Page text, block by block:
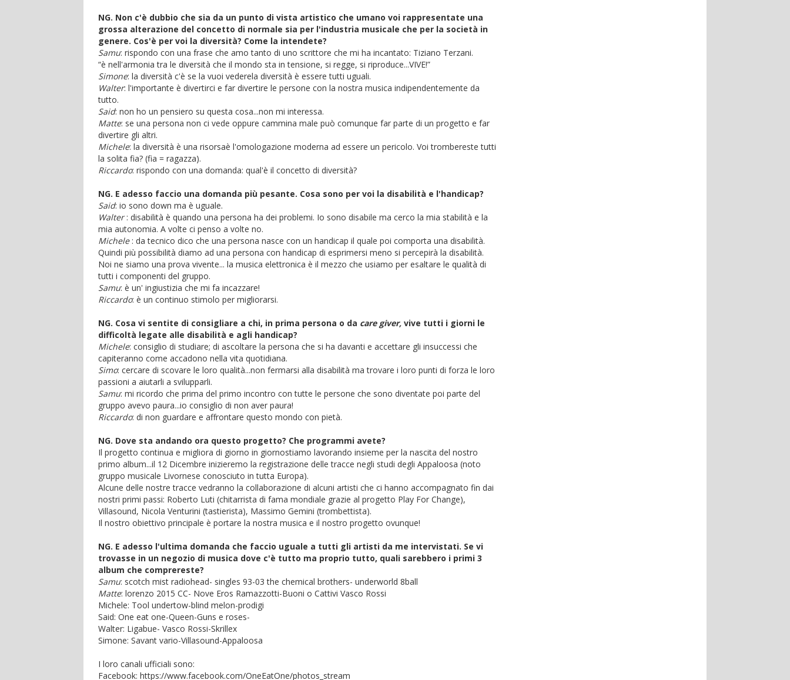
NG. Non c'è dubbio che sia da un punto di vista artistico che umano voi rappresentate una
grossa alterazione del concetto di normale sia per l'industria musicale che per la società in
genere. Cos'è per voi la diversità? Come la intendete?
Samu: rispondo con una frase che amo tanto di uno scrittore che mi ha incantato: Tiziano Terzani.
“è nell'armonia tra le diversità che il mondo sta in tensione, si regge, si riproduce...VIVE!”
Simone: la diversità c'è se la vuoi vederela diversità è essere tutti uguali.
Walter: l'importante è divertirci e far divertire le persone con la nostra musica indipendentemente da
tutto.
Said: non ho un pensiero su questa cosa...non mi interessa.
Matte: se una persona non ci vede oppure cammina male può comunque far parte di un progetto e far
divertire gli altri.
Michele: la diversità è una risorsaè l'omologazione moderna ad essere un pericolo. Voi trombereste tutti
la solita fia? (fia = ragazza).
Riccardo: rispondo con una domanda: qual'è il concetto di diversità?
NG. E adesso faccio una domanda più pesante. Cosa sono per voi la disabilità e l'handicap?
Said: io sono down ma è uguale.
Walter: disabilità è quando una persona ha dei problemi. Io sono disabile ma cerco la mia stabilità e la
mia autonomia. A volte ci penso a volte no.
Michele : da tecnico dico che una persona nasce con un handicap il quale poi comporta una disabilità.
Quindi più possibilità diamo ad una persona con handicap di esprimersi meno si percepirà la disabilità.
Noi ne siamo una prova vivente... la musica elettronica è il mezzo che usiamo per esaltare le qualità di
tutti i componenti del gruppo.
Samu: è un' ingiustizia che mi fa incazzare!
Riccardo: è un continuo stimolo per migliorarsi.
NG. Cosa vi sentite di consigliare a chi, in prima persona o da care giver, vive tutti i giorni le
difficoltà legate alle disabilità e agli handicap?
Michele: consiglio di studiare; di ascoltare la persona che si ha davanti e accettare gli insuccessi che
capiteranno come accadono nella vita quotidiana.
Simo: cercare di scovare le loro qualità...non fermarsi alla disabilità ma trovare i loro punti di forza le loro
passioni a aiutarli a svilupparli.
Samu: mi ricordo che prima del primo incontro con tutte le persone che sono diventate poi parte del
gruppo avevo paura...io consiglio di non aver paura!
Riccardo: di non guardare e affrontare questo mondo con pietà.
NG. Dove sta andando ora questo progetto? Che programmi avete?
Il progetto continua e migliora di giorno in giornostiamo lavorando insieme per la nascita del nostro
primo album...il 12 Dicembre inizieremo la registrazione delle tracce negli studi degli Appaloosa (noto
gruppo musicale Livornese conosciuto in tutta Europa).
Alcune delle nostre tracce vedranno la collaborazione di alcuni artisti che ci hanno accompagnato fin dai
nostri primi passi: Roberto Luti (chitarrista di fama mondiale grazie al progetto Play For Change),
Villasound, Nicola Venturini (tastierista), Massimo Gemini (trombettista).
Il nostro obiettivo principale è portare la nostra musica e il nostro progetto ovunque!
NG. E adesso l'ultima domanda che faccio uguale a tutti gli artisti da me intervistati. Se vi
trovasse in un negozio di musica dove c'è tutto ma proprio tutto, quali sarebbero i primi 3
album che comprereste?
Samu: scotch mist radiohead- singles 93-03 the chemical brothers- underworld 8ball
Matte: lorenzo 2015 CC- Nove Eros Ramazzotti-Buoni o Cattivi Vasco Rossi
Michele: Tool undertow-blind melon-prodigi
Said: One eat one-Queen-Guns e roses-
Walter: Ligabue- Vasco Rossi-Skrillex
Simone: Savant vario-Villasound-Appaloosa
I loro canali ufficiali sono:
Facebook: https://www.facebook.com/OneEatOne/photos_stream